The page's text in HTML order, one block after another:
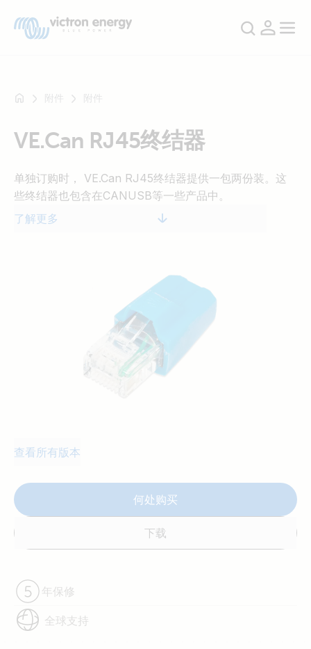
SmartSolar
Multiplus-
附件 附件
VE.Can RJ45终结器
单独订购时， VE.Can RJ45终结器提供一包两份装。这
些终结器也包含在CANUSB等一些产品中。
了解更多
查看所有版本
何处购买
下载
年保修
全球支持